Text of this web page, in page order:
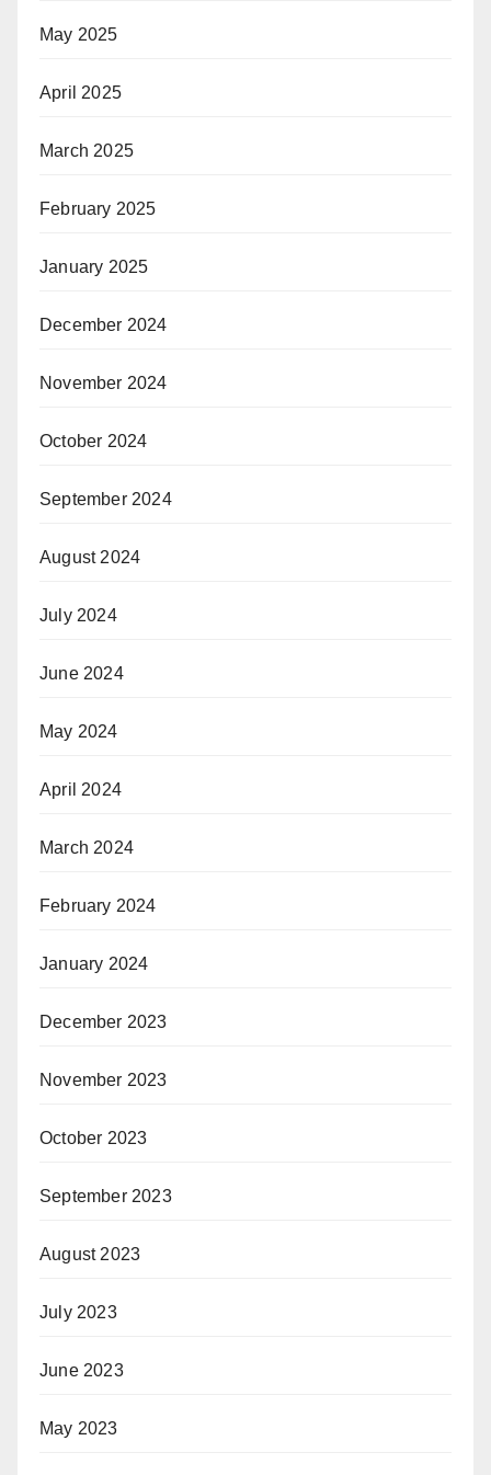
May 2025
April 2025
March 2025
February 2025
January 2025
December 2024
November 2024
October 2024
September 2024
August 2024
July 2024
June 2024
May 2024
April 2024
March 2024
February 2024
January 2024
December 2023
November 2023
October 2023
September 2023
August 2023
July 2023
June 2023
May 2023